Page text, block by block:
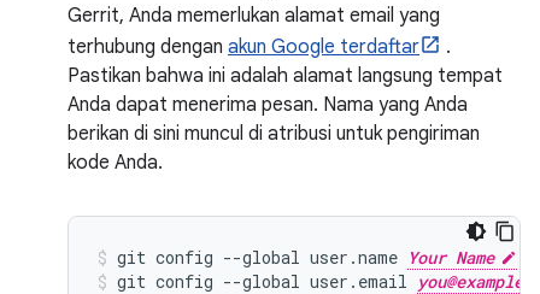
Gerrit, Anda memerlukan alamat email yang
terhubung dengan akun Google terdaftar
.
Pastikan bahwa ini adalah alamat langsung tempat
Anda dapat menerima pesan. Nama yang Anda
berikan di sini muncul di atribusi untuk pengiriman
kode Anda.
git config --global user.name Your Name
git config --global user.email